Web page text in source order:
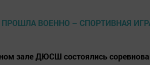
зале ДЮСШ состоялись